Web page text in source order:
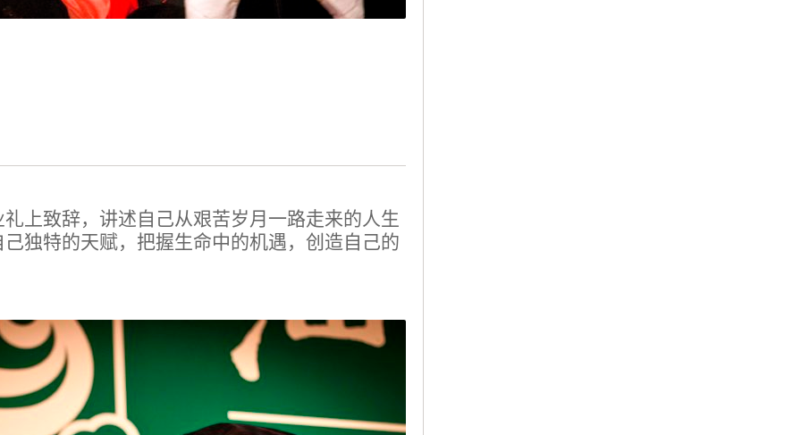
上致辞，讲述自己从艰苦岁月一路走来的人生
独特的天赋，把握生命中的机遇，创造自己的